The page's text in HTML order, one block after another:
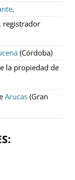
.
registrador
(Córdoba)
la propiedad de
Arucas (Gran